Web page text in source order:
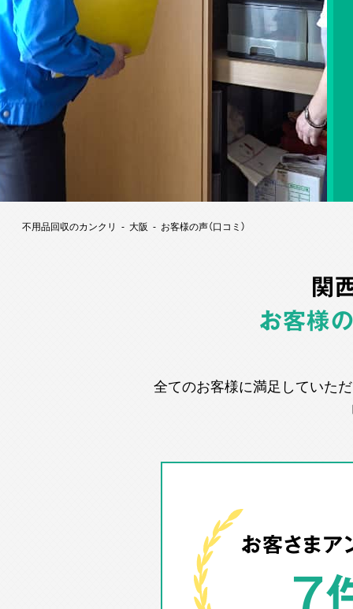
不用品回収のカンクリ 大阪 お客様の声（口コミ）
関
お客様
全てのお客様に満足していた
お客さまア
7